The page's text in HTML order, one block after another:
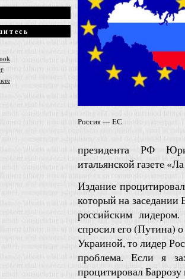
Россия — ЕС
президента РФ
итальянской газете
Издание
который на заседании
российским
спросил его (Путина)
Украиной, то лидер
проблема. Если я
процитировал